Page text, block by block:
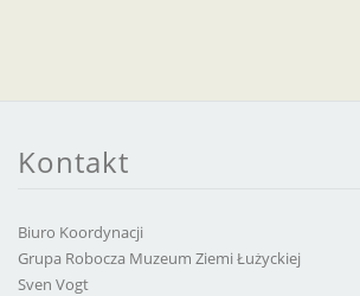
Kontakt
Biuro Koordynacji
Grupa Robocza Muzeum Ziemi Łużyckiej
Sven Vogt